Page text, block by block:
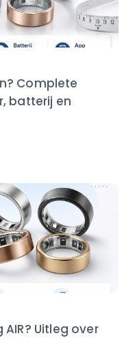
Complete
batterij en
Uitleg over